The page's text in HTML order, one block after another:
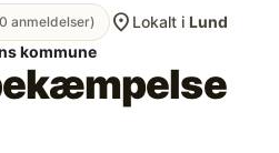
anmeldelser) location_on Lokalt i Lund
kommune